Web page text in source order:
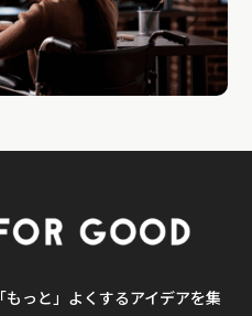
っと」よくするアイデアを集